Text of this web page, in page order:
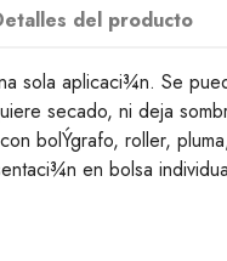
del producto
sola aplicaci¾n. Se
secado, ni deja
bolÝgrafo, roller,
en bolsa